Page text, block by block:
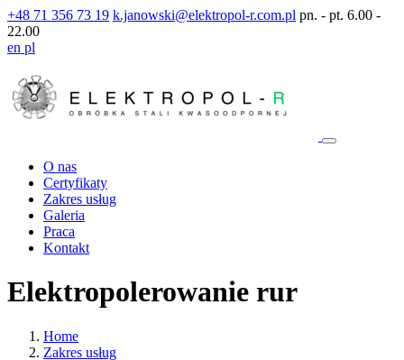
+48 71 356 73 19 k.janowski@elektropol-r.com.pl pn. - pt. 6.00 -
22.00
en pl
O nas
Certyfikaty
Zakres usług
Galeria
Praca
Kontakt
Elektropolerowanie rur
Home
Zakres usług